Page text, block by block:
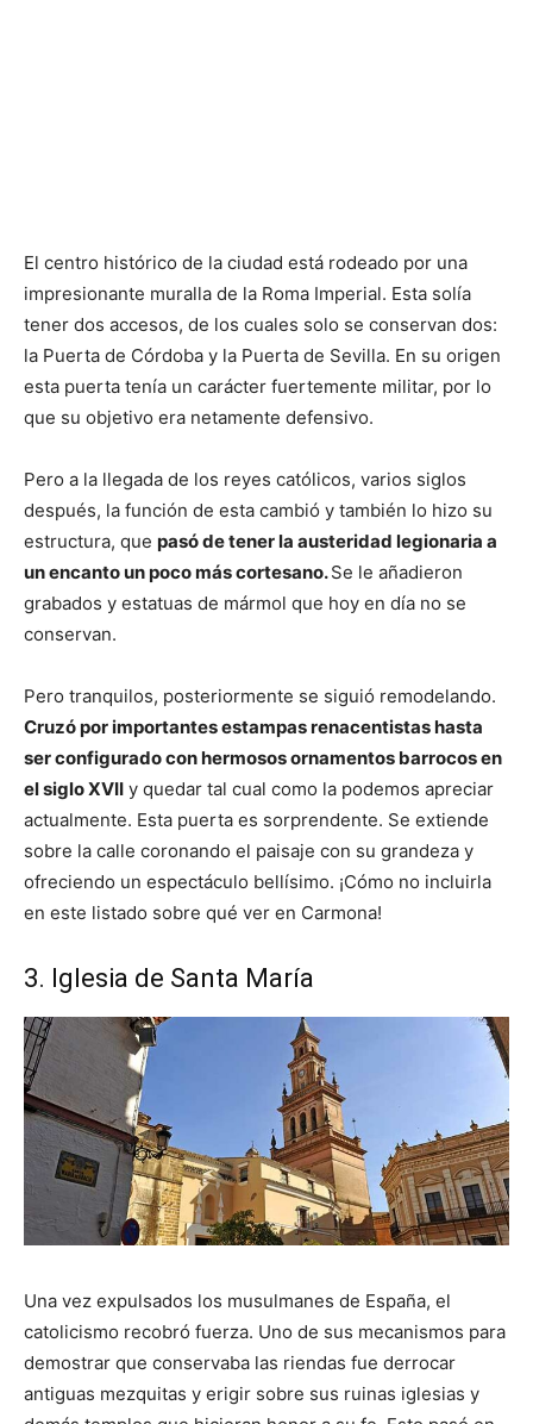
El centro histórico de la ciudad está rodeado por una
impresionante muralla de la Roma Imperial. Esta solía
tener dos accesos, de los cuales solo se conservan dos:
la Puerta de Córdoba y la Puerta de Sevilla. En su origen
esta puerta tenía un carácter fuertemente militar, por lo
que su objetivo era netamente defensivo.
Pero a la llegada de los reyes católicos, varios siglos
después, la función de esta cambió y también lo hizo su
estructura, que pasó de tener la austeridad legionaria a
un encanto un poco más cortesano.Se le añadieron
grabados y estatuas de mármol que hoy en día no se
conservan.
Pero tranquilos, posteriormente se siguió remodelando.
Cruzó por importantes estampas renacentistas hasta
ser configurado con hermosos ornamentos barrocos en
el siglo XVII y quedar tal cual como la podemos apreciar
actualmente. Esta puerta es sorprendente. Se extiende
sobre la calle coronando el paisaje con su grandeza y
ofreciendo un espectáculo bellísimo. ¡Cómo no incluirla
en este listado sobre qué ver en Carmona!
3. Iglesia de Santa María
Una vez expulsados los musulmanes de España, el
catolicismo recobró fuerza. Uno de sus mecanismos para
demostrar que conservaba las riendas fue derrocar
antiguas mezquitas y erigir sobre sus ruinas iglesias y